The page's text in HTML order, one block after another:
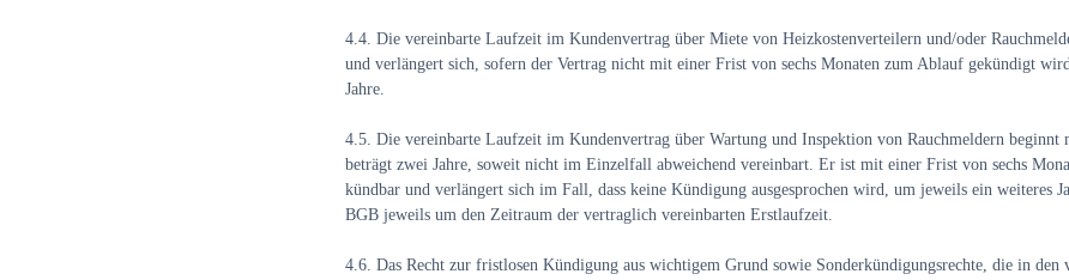
4.4. Die vereinbarte Laufzeit im Kundenvertrag über Miete von Heizkostenverteilern und/oder
und verlängert sich, sofern der Vertrag nicht mit einer Frist von sechs Monaten zum Ablauf gekündigt
Jahre.
4.5. Die vereinbarte Laufzeit im Kundenvertrag über Wartung und Inspektion von Rauchmeldern beginnt
beträgt zwei Jahre, soweit nicht im Einzelfall abweichend vereinbart. Er ist mit einer Frist von sechs
kündbar und verlängert sich im Fall, dass keine Kündigung ausgesprochen wird, um jeweils ein weiteres
BGB jeweils um den Zeitraum der vertraglich vereinbarten Erstlaufzeit.
4.6. Das Recht zur fristlosen Kündigung aus wichtigem Grund sowie Sonderkündigungsrechte, die in den